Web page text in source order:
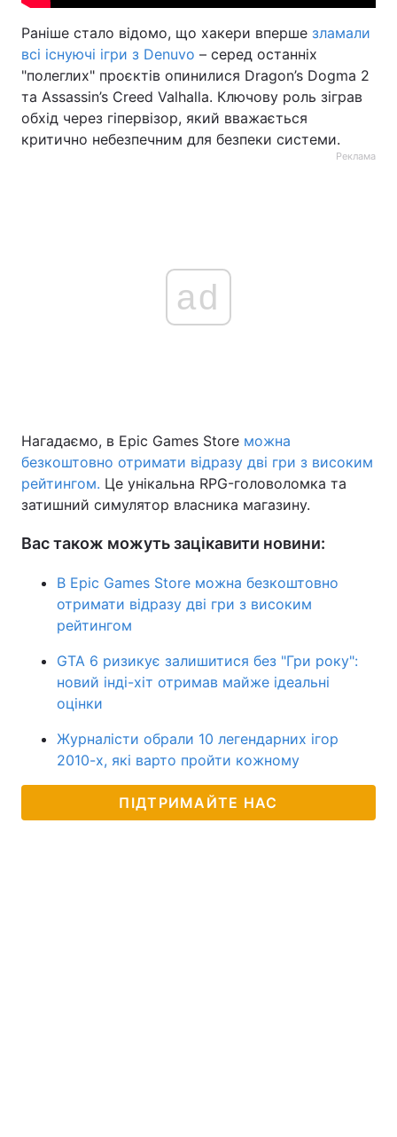
Раніше стало відомо, що хакери вперше зламали
всі існуючі ігри з Denuvo – серед останніх
"полеглих" проєктів опинилися Dragon’s Dogma 2
та Assassin’s Creed Valhalla. Ключову роль зіграв
обхід через гіпервізор, який вважається
критично небезпечним для безпеки системи.
Реклама
ad
Нагадаємо, в Epic Games Store можна
безкоштовно отримати відразу дві гри з високим
рейтингом. Це унікальна RPG-головоломка та
затишний симулятор власника магазину.
Вас також можуть зацікавити новини:
В Epic Games Store можна безкоштовно
отримати відразу дві гри з високим
рейтингом
GTA 6 ризикує залишитися без "Гри року":
новий інді-хіт отримав майже ідеальні
оцінки
Журналісти обрали 10 легендарних ігор
2010-х, які варто пройти кожному
ПІДТРИМАЙТЕ НАС